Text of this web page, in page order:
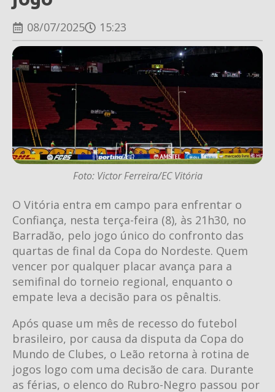
08/07/2025 15:23
Foto: Victor Ferreira/EC Vitória
O Vitória entra em campo para enfrentar o
Confiança, nesta terça-feira (8), às 21h30, no
Barradão, pelo jogo único do confronto das
quartas de final da Copa do Nordeste. Quem
vencer por qualquer placar avança para a
semifinal do torneio regional, enquanto o
empate leva a decisão para os pênaltis.
Após quase um mês de recesso do futebol
brasileiro, por causa da disputa da Copa do
Mundo de Clubes, o Leão retorna à rotina de
jogos logo com uma decisão de cara. Durante
as férias, o elenco do Rubro-Negro passou por